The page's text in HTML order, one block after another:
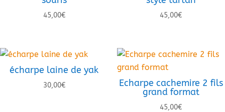
45,00€ 45,00€
écharpe laine de yak
30,00€
Echarpe cachemire 2 fils
grand format
45,00€